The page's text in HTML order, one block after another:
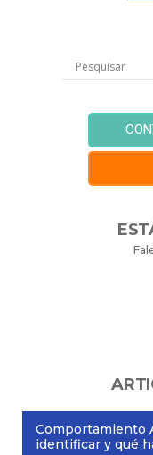
Comportamiento
identificar y qué